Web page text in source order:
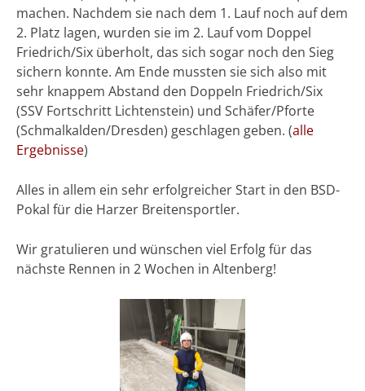
machen. Nachdem sie nach dem 1. Lauf noch auf dem
2. Platz lagen, wurden sie im 2. Lauf vom Doppel
Friedrich/Six überholt, das sich sogar noch den Sieg
sichern konnte. Am Ende mussten sie sich also mit
sehr knappem Abstand den Doppeln Friedrich/Six
(SSV Fortschritt Lichtenstein) und Schäfer/Pforte
(Schmalkalden/Dresden) geschlagen geben. (alle
Ergebnisse)
Alles in allem ein sehr erfolgreicher Start in den BSD-
Pokal für die Harzer Breitensportler.
Wir gratulieren und wünschen viel Erfolg für das
nächste Rennen in 2 Wochen in Altenberg!